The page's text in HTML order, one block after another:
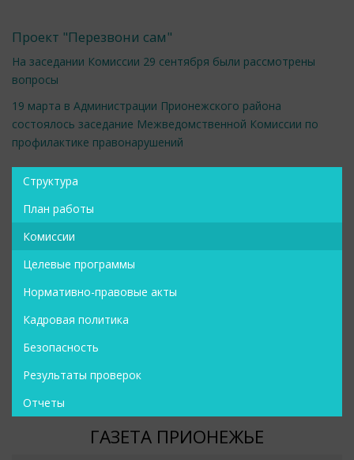
Проект "Перезвони сам"
На заседании Комиссии 29 сентября были рассмотрены
вопросы
19 марта в Администрации Прионежского района
состоялось заседание Межведомственной Комиссии по
профилактике правонарушений
Структура
План работы
Комиссии
Целевые программы
Нормативно-правовые акты
Кадровая политика
Безопасность
Результаты проверок
Отчеты
ГАЗЕТА ПРИОНЕЖЬЕ